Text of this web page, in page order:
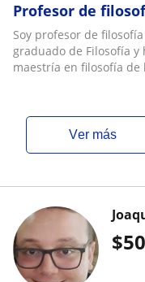
Profesor de
Soy profesor de
graduado de Filosofía
maestría en filosofía de
ver más
$